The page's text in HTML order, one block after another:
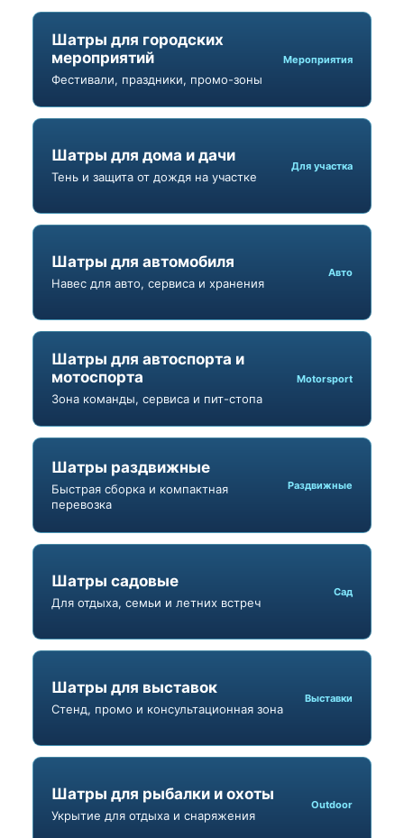
Шатры для городских
мероприятий
Фестивали, праздники, промо-зоны
Мероприятия
Шатры для дома и дачи
Тень и защита от дождя на участке
Для участка
Шатры для автомобиля
Навес для авто, сервиса и хранения
Авто
Шатры для автоспорта и
мотоспорта
Зона команды, сервиса и пит-стопа
Motorsport
Шатры раздвижные
Быстрая сборка и компактная
перевозка
Раздвижные
Шатры садовые
Для отдыха, семьи и летних встреч
Сад
Шатры для выставок
Стенд, промо и консультационная зона
Выставки
Шатры для рыбалки и охоты
Укрытие для отдыха и снаряжения
Outdoor